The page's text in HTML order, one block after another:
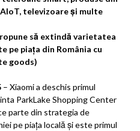
AIoT, televizoare și multe
să extindă varietatea
pe piața din România cu
goods)
– Xiaomi a deschis primul
ParkLake Shopping Center
parte din strategia de
pe piața locală și este primul